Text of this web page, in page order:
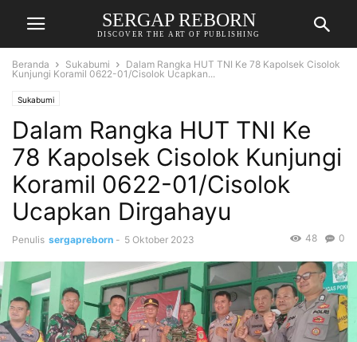
SERGAP REBORN
DISCOVER THE ART OF PUBLISHING
Beranda Sukabumi
Dalam Rangka HUT TNI Ke 78 Kapolsek Cisolok
Kunjungi Koramil 0622-01/Cisolok Ucapkan...
Sukabumi
Dalam Rangka HUT TNI Ke
78 Kapolsek Cisolok Kunjungi
Koramil 0622-01/Cisolok
Ucapkan Dirgahayu
Penulis sergapreborn - 5 Oktober 2023 0
48